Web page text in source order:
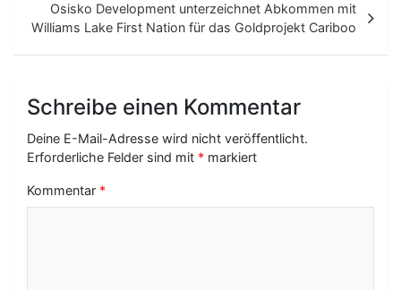
g
N
Osisko Development unterzeichnet Abkommen mit
Williams Lake First Nation für das Goldprojekt Cariboo
Schreibe einen Kommentar
Deine E-Mail-Adresse wird nicht veröffentlicht.
Erforderliche Felder sind mit * markiert
Kommentar *